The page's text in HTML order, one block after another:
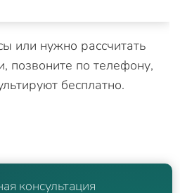
или нужно рассчитать
позвоните по телефону,
бесплатно.
консультация